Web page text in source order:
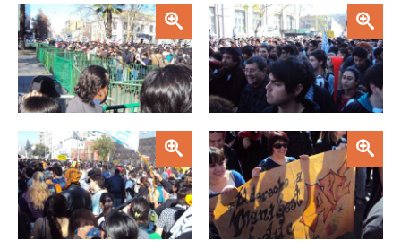
DEPARTAMENTOS
FACULTAD
Estudiantes Funcionarias/os
Zoom Zoom
Zoom Zoom